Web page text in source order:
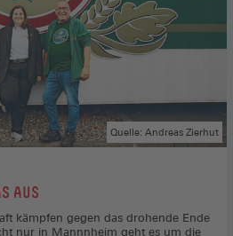
AUS
Quelle: Andreas Zierhut
kämpfen gegen das drohende Ende
nur in Mannnheim geht es um die